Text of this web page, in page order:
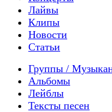
Лайвы
Клипы
Новости
Статьи
Группы /
Альбомы
Лейблы
Тексты песен